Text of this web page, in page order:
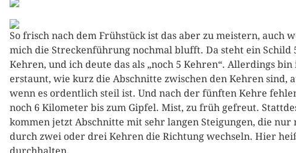
So frisch nach dem Frühstück ist das aber zu meistern, auch
mich die Streckenführung nochmal blufft. Da steht ein Schild
Kehren, und ich deute das als „noch 5 Kehren“. Allerdings bin
erstaunt, wie kurz die Abschnitte zwischen den Kehren sind,
wenn es ordentlich steil ist. Und nach der fünften Kehre
noch 6 Kilometer bis zum Gipfel. Mist, zu früh gefreut.
kommen jetzt Abschnitte mit sehr langen Steigungen, die nur
durch zwei oder drei Kehren die Richtung wechseln. Hier